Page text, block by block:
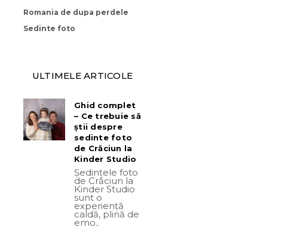
Romania de dupa perdele
Sedinte foto
ULTIMELE ARTICOLE
Ghid complet
– Ce trebuie să
știi despre
sedinte foto
de Crăciun la
Kinder Studio
Ședințele foto
de Crăciun la
Kinder Studio
sunt o
experiență
caldă, plină de
emo..